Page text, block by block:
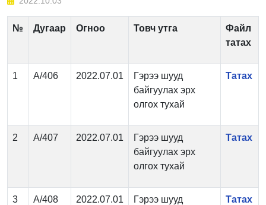
№ Дугаар Огноо Товч утга
Файл
татах
1 А/406 2022.07.01
Гэрээ шууд
байгуулах эрх
олгох тухай
Татах
2 А/407 2022.07.01
Гэрээ шууд
байгуулах эрх
олгох тухай
Татах
3 А/408 2022.07.01
Гэрээ шууд
Татах